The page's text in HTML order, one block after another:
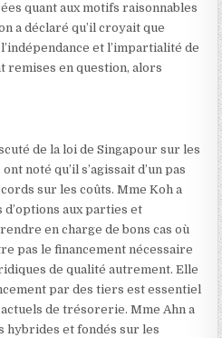
quant aux motifs raisonnables
a déclaré qu’il croyait que
et l’impartialité de
remises en question, alors
de la loi de Singapour sur les
ont noté qu’il s’agissait d’un pas
sur les coûts. Mme Koh a
aux parties et
en charge de bons cas où
pas le financement nécessaire
de qualité autrement. Elle
par des tiers est essentiel
de trésorerie. Mme Ahn a
hybrides et fondés sur les